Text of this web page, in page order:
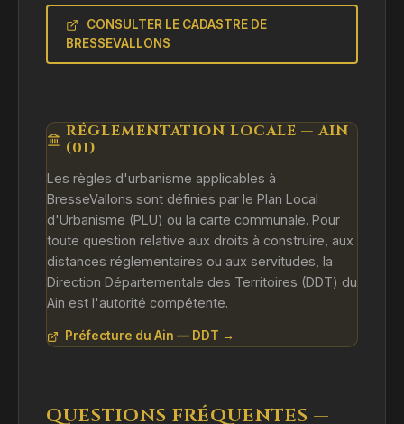
CONSULTER LE CADASTRE DE
BRESSEVALLONS
RÉGLEMENTATION LOCALE — AIN
(01)
Les règles d'urbanisme applicables à
BresseVallons sont définies par le Plan Local
d'Urbanisme (PLU) ou la carte communale. Pour
toute question relative aux droits à construire, aux
distances réglementaires ou aux servitudes, la
Direction Départementale des Territoires (DDT) du
Ain est l'autorité compétente.
Préfecture du Ain — DDT →
QUESTIONS FRÉQUENTES —